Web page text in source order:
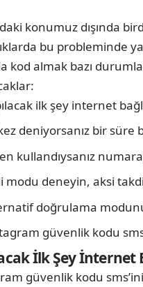
konumuz dışında
bu probleminde
kod almak bazı
ilk şey internet
deniyorsanız bir süre
kullandıysanız
modu deneyin, aksi
doğrulama
güvenlik kodu
İlk Şey İnternet
güvenlik kodu